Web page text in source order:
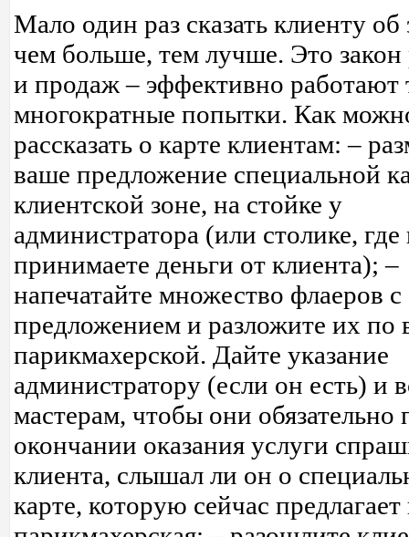
Мало один раз сказать клиенту об
чем больше, тем лучше. Это
и продаж – эффективно работают
многократные попытки. Как
рассказать о карте клиентам: –
ваше предложение специальной
клиентской зоне, на стойке у
администратора (или столике,
принимаете деньги от клиента); –
напечатайте множество флаеров с
предложением и разложите их по
парикмахерской. Дайте указание
администратору (если он есть) и
мастерам, чтобы они обязательно
окончании оказания услуги
клиента, слышал ли он о
карте, которую сейчас